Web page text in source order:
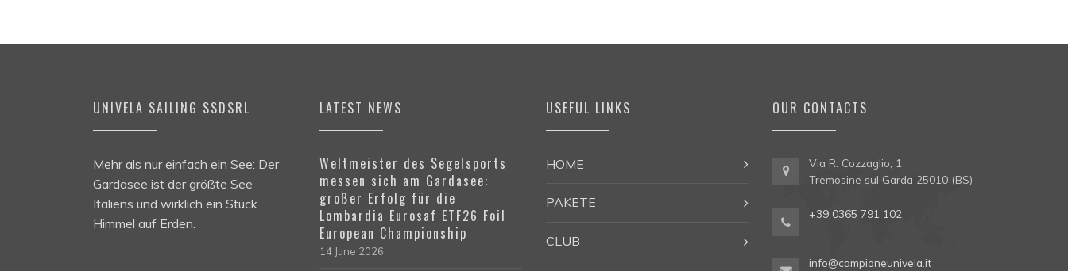
UNIVELA SAILING SSDSRL
Mehr als nur einfach ein See: Der
Gardasee ist der größte See
Italiens und wirklich ein Stück
Himmel auf Erden.
LATEST NEWS
Weltmeister des Segelsports
messen sich am Gardasee:
großer Erfolg für die
Lombardia Eurosaf ETF26 Foil
European Championship
14 June 2026
USEFUL LINKS
HOME
PAKETE
CLUB
OUR CONTACTS
Via R. Cozzaglio, 1
Tremosine sul Garda 25010 (BS)
+39 0365 791 102
info@campioneunivela.it